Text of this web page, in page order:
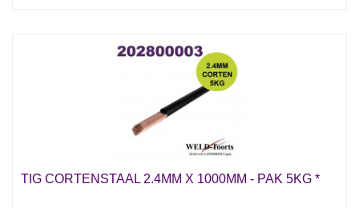
TIG CORTENSTAAL 2.4MM X 1000MM - PAK 5KG *